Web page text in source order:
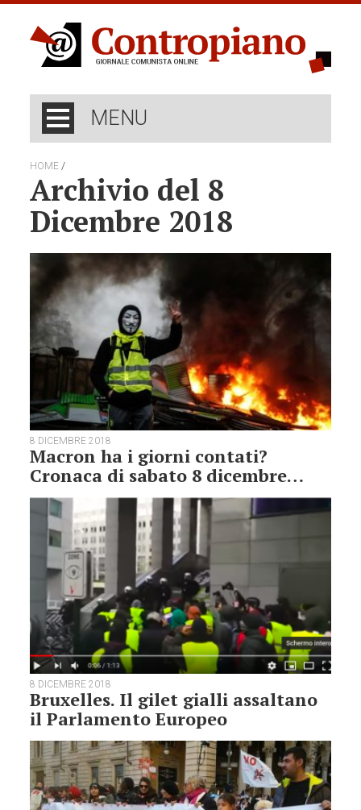
MENU
HOME /
Archivio del 8
Dicembre 2018
8 DICEMBRE 2018
Macron ha i giorni contati?
Cronaca di sabato 8 dicembre…
8 DICEMBRE 2018
Bruxelles. Il gilet gialli assaltano
il Parlamento Europeo